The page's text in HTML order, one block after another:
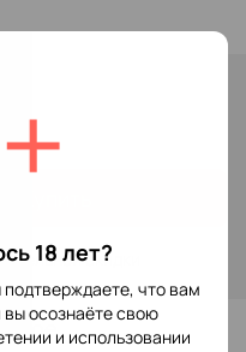
18 лет?
что вам
осознаёте свою
и использовании
скидки